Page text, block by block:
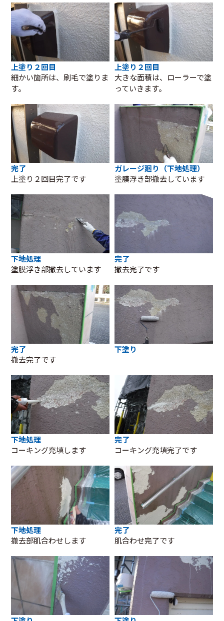
上塗り２回目
細かい箇所は、刷毛で塗りま
す。
上塗り２回目
大きな面積は、ローラーで塗
っていきます。
完了
上塗り２回目完了です
ガレージ廻り（下地処理）
塗膜浮き部撤去しています
下地処理
塗膜浮き部撤去しています
完了
撤去完了です
完了
撤去完了です
下塗り
下地処理
コーキング充填します
完了
コーキング充填完了です
下地処理
撤去部肌合わせします
完了
肌合わせ完了です